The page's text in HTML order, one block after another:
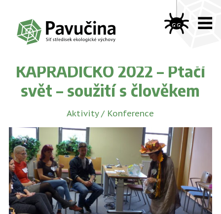
KAPRADÍČKO 2022 – Ptačí
svět – soužití s člověkem
Aktivity/ Konference